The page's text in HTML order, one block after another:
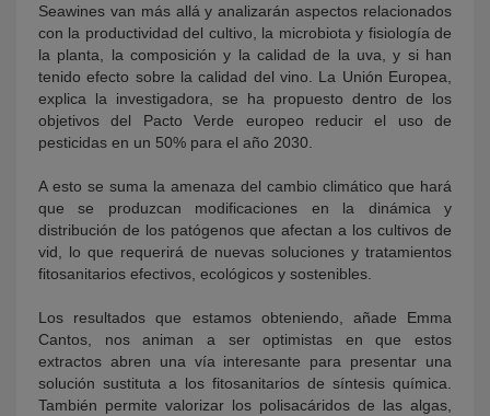
Seawines van más allá y analizarán aspectos relacionados
con la productividad del cultivo, la microbiota y fisiología de
la planta, la composición y la calidad de la uva, y si han
tenido efecto sobre la calidad del vino. La Unión Europea,
explica la investigadora, se ha propuesto dentro de los
objetivos del Pacto Verde europeo reducir el uso de
pesticidas en un 50% para el año 2030.
A esto se suma la amenaza del cambio climático que hará
que se produzcan modificaciones en la dinámica y
distribución de los patógenos que afectan a los cultivos de
vid, lo que requerirá de nuevas soluciones y tratamientos
fitosanitarios efectivos, ecológicos y sostenibles.
Los resultados que estamos obteniendo, añade Emma
Cantos, nos animan a ser optimistas en que estos
extractos abren una vía interesante para presentar una
solución sustituta a los fitosanitarios de síntesis química.
También permite valorizar los polisacáridos de las algas,